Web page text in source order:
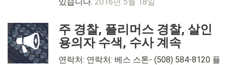
주 경찰, 플리머스 경찰, 살인
용의자 수색, 수사 계속
연락처: 연락처: 베스 스톤- (508) 584-8120 플